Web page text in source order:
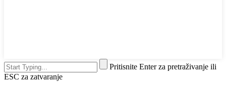
Pritisnite Enter za pretraživanje ili
ESC za zatvaranje